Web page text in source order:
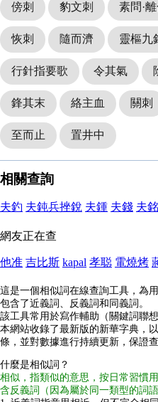
傍刺 豹文刺 素問·
恢刺 隨而濟 靈樞九
行針指要歌 令其氣
鋒其末 絡主血 關刺
至而止 置井中
相關查詢
夫釣 夫鈍兵挫銳 夫鍾 夫錢 夫銘
網友正在查
他准 吉比斯 kapal 孝聪 電燒烤
這是一個相似詞在線查詢工具，為
包含了近義詞、反義詞和同義詞。
該工具常用於寫作輔助（關鍵詞聯
本網站收錄了最新版的新華字典，
條，並對數據進行持續更新，保證
什麼是相似詞？
相似，指類似的意思，按日常習慣
含反義詞（因為屬於同一類型的詞語